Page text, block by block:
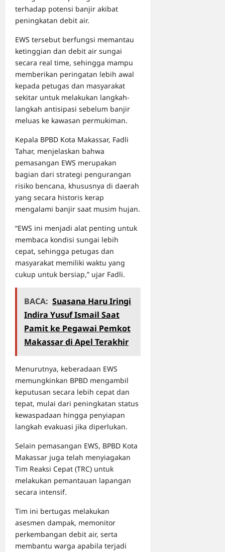
terhadap potensi banjir akibat
peningkatan debit air.
EWS tersebut berfungsi memantau
ketinggian dan debit air sungai
secara real time, sehingga mampu
memberikan peringatan lebih awal
kepada petugas dan masyarakat
sekitar untuk melakukan langkah-
langkah antisipasi sebelum banjir
meluas ke kawasan permukiman.
Kepala BPBD Kota Makassar, Fadli
Tahar, menjelaskan bahwa
pemasangan EWS merupakan
bagian dari strategi pengurangan
risiko bencana, khususnya di daerah
yang secara historis kerap
mengalami banjir saat musim hujan.
“EWS ini menjadi alat penting untuk
membaca kondisi sungai lebih
cepat, sehingga petugas dan
masyarakat memiliki waktu yang
cukup untuk bersiap,” ujar Fadli.
BACA: Suasana Haru Iringi
Indira Yusuf Ismail Saat
Pamit ke Pegawai Pemkot
Makassar di Apel Terakhir
Menurutnya, keberadaan EWS
memungkinkan BPBD mengambil
keputusan secara lebih cepat dan
tepat, mulai dari peningkatan status
kewaspadaan hingga penyiapan
langkah evakuasi jika diperlukan.
Selain pemasangan EWS, BPBD Kota
Makassar juga telah menyiagakan
Tim Reaksi Cepat (TRC) untuk
melakukan pemantauan lapangan
secara intensif.
Tim ini bertugas melakukan
asesmen dampak, memonitor
perkembangan debit air, serta
membantu warga apabila terjadi